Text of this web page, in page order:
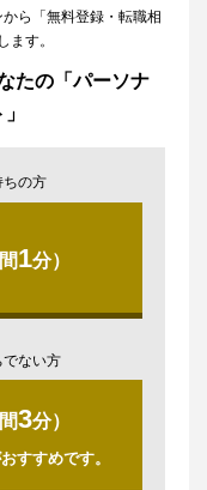
ら「無料登録・転職相
ます。
たの「パーソナ
ちの方
1分）
でない方
3分）
すすめです。